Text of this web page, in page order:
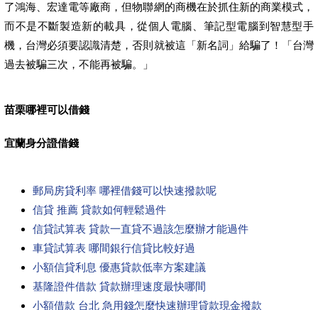
了鴻海、宏達電等廠商，但物聯網的商機在於抓住新的商業模式，
而不是不斷製造新的載具，從個人電腦、筆記型電腦到智慧型手
機，台灣必須要認識清楚，否則就被這「新名詞」給騙了！「台灣
過去被騙三次，不能再被騙。」
苗栗哪裡可以借錢
宜蘭身分證借錢
郵局房貸利率 哪裡借錢可以快速撥款呢
信貸 推薦 貸款如何輕鬆過件
信貸試算表 貸款一直貸不過該怎麼辦才能過件
車貸試算表 哪間銀行信貸比較好過
小額信貸利息 優惠貸款低率方案建議
基隆證件借款 貸款辦理速度最快哪間
小額借款 台北 急用錢怎麼快速辦理貸款現金撥款